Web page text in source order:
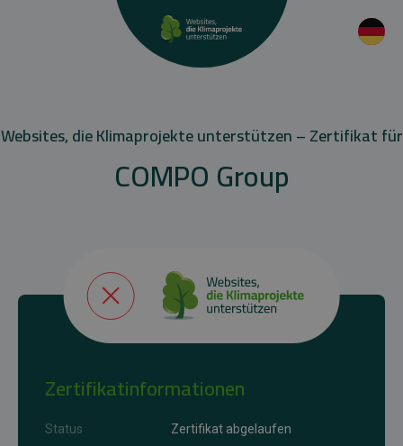
Websites, die Klimaprojekte unterstützen – Zertifikat für
COMPO Group
Zertifikatinformationen
Status
Zertifikat abgelaufen